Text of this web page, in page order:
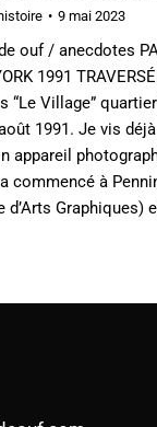
9 mai 2023
ouf / anecdotes
1991
“Le Village”
1991. Je vis
appareil
commencé à
d’Arts Graphiques)